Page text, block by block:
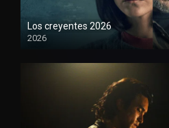
Los creyentes 2026
2026
1080P